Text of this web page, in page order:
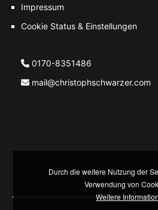
Impressum
Cookie Status & Einstellungen
0170-8351486
mail@christophschwarzer.com
Durch die weitere Nutzung der
Verwendung von
Weitere